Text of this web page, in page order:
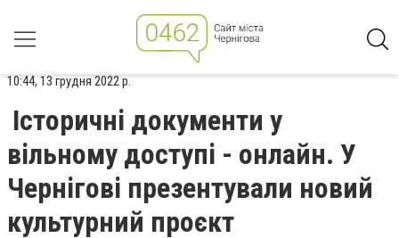
10:44, 13 грудня 2022 р.
Історичні документи у
вільному доступі - онлайн. У
Чернігові презентували новий
культурний проєкт